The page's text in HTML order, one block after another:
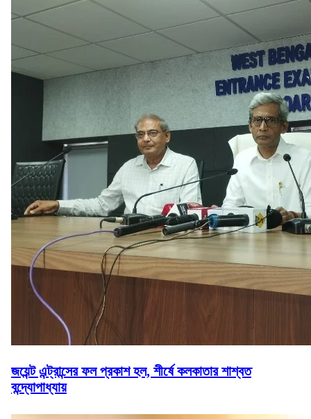
জয়েন্ট এন্ট্রান্সের ফল প্রকাশ হল, শীর্ষে কলকাতার শাশ্বত
বন্দ্যোপাধ্যায়